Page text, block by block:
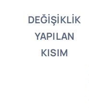
DEĞİŞİKLİK
YAPILAN
KISIM